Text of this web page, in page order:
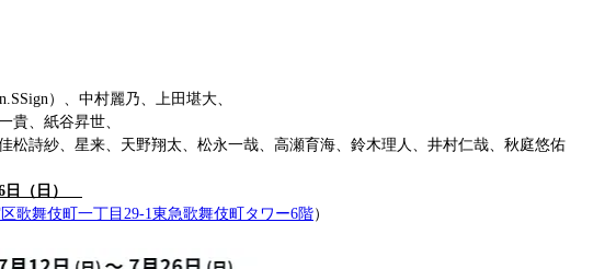
）、中村麗乃、上田堪大、
貴、紙谷昇世、
松詩紗、星来、天野翔太、松永一哉、高瀬育海、鈴木理人、井村仁哉、秋庭悠佑
日（日）
歌舞伎町一丁目29-1東急歌舞伎町タワー6階）